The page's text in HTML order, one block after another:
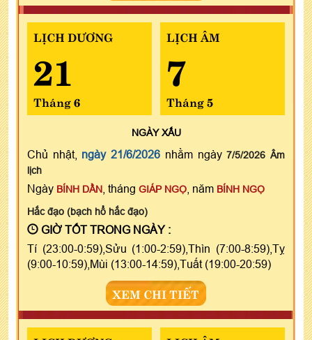
LỊCH DƯƠNG
21
Tháng 6
LỊCH ÂM
7
Tháng 5
NGÀYXẤU
Chủ nhật, ngày 21/6/2026 nhằm ngày7/5/2026 Âm
lịch
Ngày BÍNH DẦN , tháng GIÁP NGỌ , năm BÍNH NGỌ
Hắc đạo (bạch hổ hắc đạo)
GIỜ TỐT TRONG NGÀY :
Tí (23:00-0:59),Sửu (1:00-2:59),Thìn (7:00-8:59),Tỵ
(9:00-10:59),Mùi (13:00-14:59),Tuất (19:00-20:59)
XEM CHI TIẾT